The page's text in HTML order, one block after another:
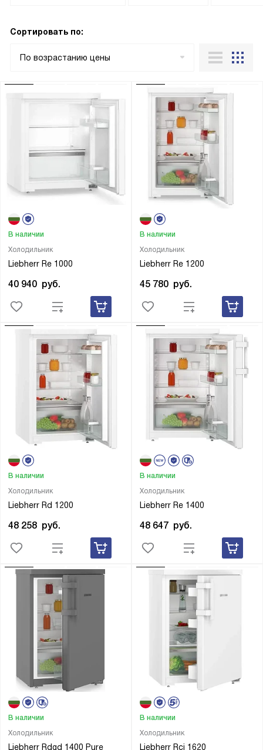
Сортировать по:
По возрастанию цены
Холодильник
Liebherr Re 1000
В наличии
40 940 руб.
Холодильник
Liebherr Re 1200
В наличии
45 780 руб.
Холодильник
Liebherr Rd 1200
В наличии
48 258 руб.
Холодильник
Liebherr Re 1400
В наличии
48 647 руб.
Холодильник
Liebherr Rdgd 1400 Pure
В наличии
Холодильник
Liebherr Rci 1620
В наличии